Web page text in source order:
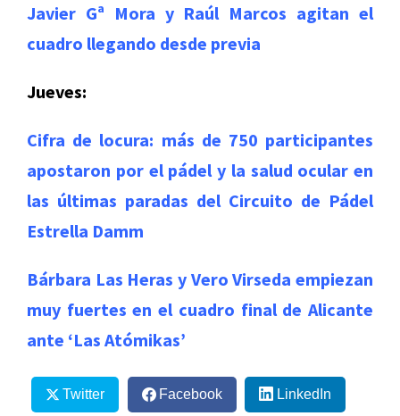
Javier Gª Mora y Raúl Marcos agitan el
cuadro llegando desde previa
Jueves:
Cifra de locura: más de 750 participantes
apostaron por el pádel y la salud ocular en
las últimas paradas del Circuito de Pádel
Estrella Damm
Bárbara Las Heras y Vero Virseda empiezan
muy fuertes en el cuadro final de Alicante
ante ‘Las Atómikas’
Twitter Facebook LinkedIn